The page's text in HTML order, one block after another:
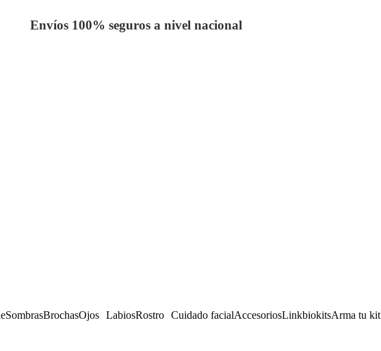
Envíos 100% seguros a nivel nacional
SombrasBrochasOjos LabiosRostro Cuidado facialAccesoriosLinkbiokitsArma tu kit